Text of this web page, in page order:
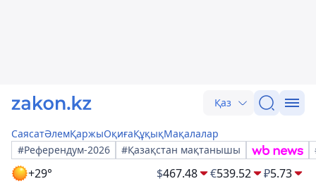
Қаз
СаясатӘлемҚаржыОқиғаҚұқықМақалалар
#Референдум-2026
#Қазақстан мақтанышы
+29° $467.48 €539.52 ₽5.73